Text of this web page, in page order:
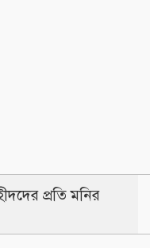
প্রতি মনির